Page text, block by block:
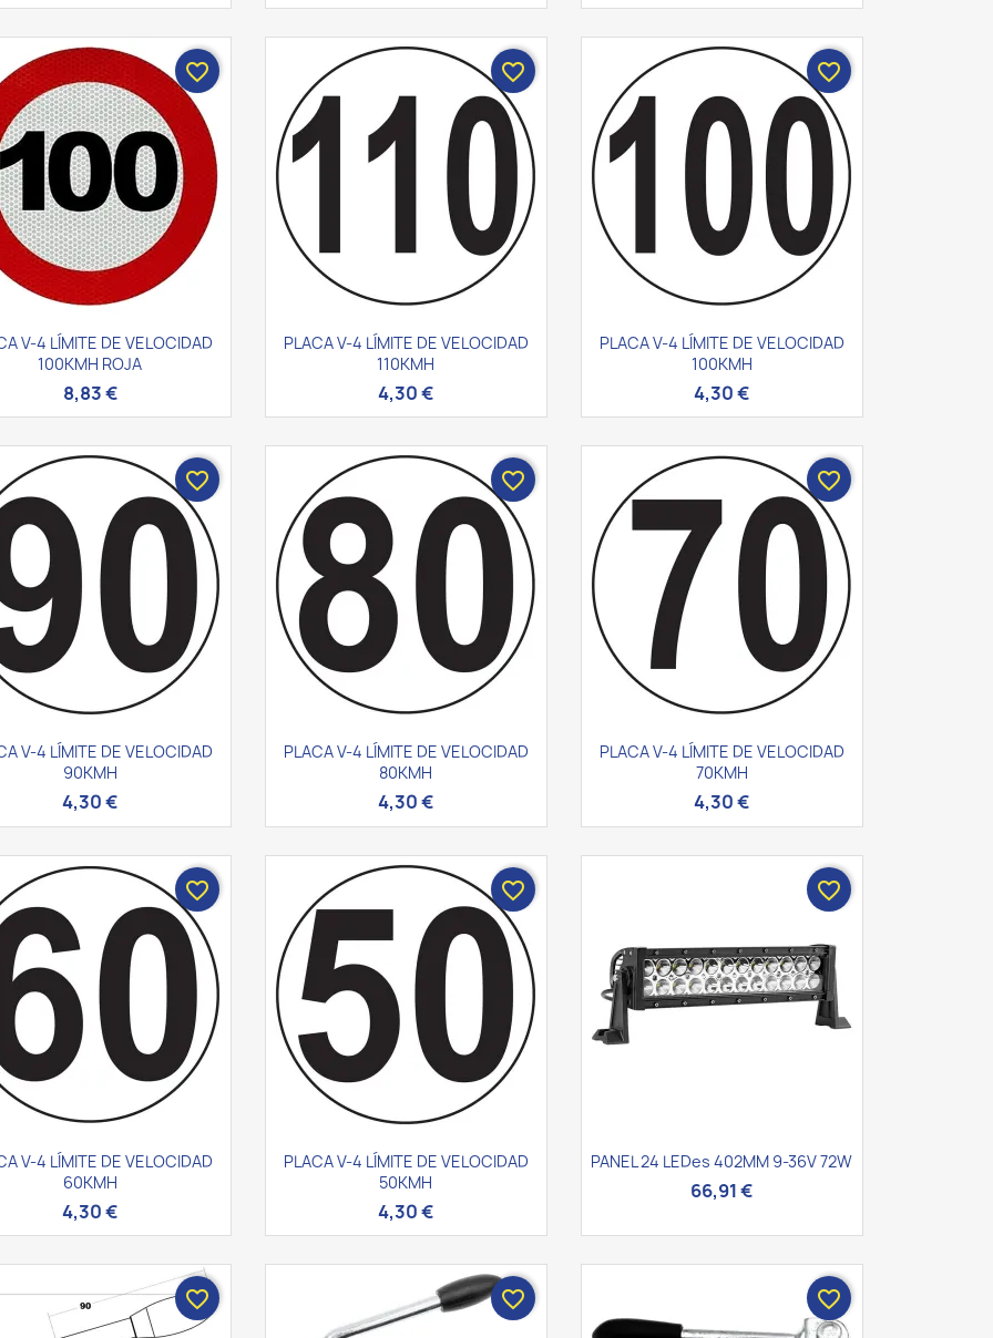
Vista rápida
V-4 LÍMITE DE VELOCIDAD
100KMH ROJA
8,83 €
favorite_border
Vista rápida
PLACA V-4 LÍMITE DE VELOCIDAD
110KMH
4,30 €
favorite_border
Vista rápida
PLACA V-4 LÍMITE DE VELOCIDAD
100KMH
4,30 €
favorite_border
Vista rápida
V-4 LÍMITE DE VELOCIDAD
90KMH
4,30 €
favorite_border
Vista rápida
PLACA V-4 LÍMITE DE VELOCIDAD
80KMH
4,30 €
favorite_border
Vista rápida
PLACA V-4 LÍMITE DE VELOCIDAD
70KMH
4,30 €
favorite_border
Vista rápida
V-4 LÍMITE DE VELOCIDAD
60KMH
4,30 €
favorite_border
Vista rápida
PLACA V-4 LÍMITE DE VELOCIDAD
50KMH
4,30 €
favorite_border
Vista rápida
PANEL 24 LEDes 402MM 9-36V 72W
66,91 €
favorite_border
favorite_border favorite_border favorite_border